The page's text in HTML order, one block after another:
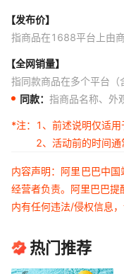
【发布价】
指商品在1688平台上由
【全网销量】
指同款商品在多个平台（
同款： 指商品名称、外
*注：
1、前述说明仅适用
2、活动前的时间
内容声明：阿里巴巴中
经营者负责。阿里巴巴
内有任何违法/侵权信息
热门推荐